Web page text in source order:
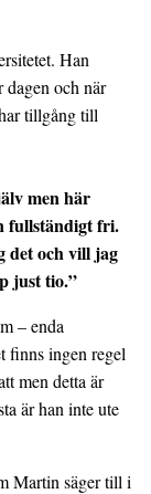
Han
dagen och när
tillgång till
men här
fullständigt fri.
det och vill jag
just tio.”
– enda
finns ingen regel
men detta är
är han inte ute
Martin säger till i